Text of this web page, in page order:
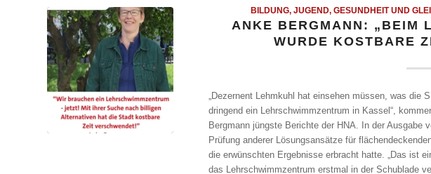
BILDUNG, JUGEND, GESUNDHEIT UND
ANKE BERGMANN: „BEIM
WURDE KOSTBARE
„Dezernent Lehmkuhl hat einsehen müssen, was die
dringend ein Lehrschwimmzentrum in Kassel“,
Bergmann jüngste Berichte der HNA. In der Ausgabe
Prüfung anderer Lösungsansätze für
die erwünschten Ergebnisse erbracht hatte. „Das ist
das Lehrschwimmzentrum erstmal in der Schublade